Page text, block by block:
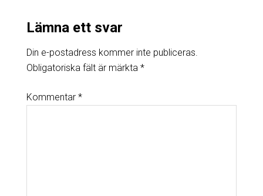
Lämna ett svar
Din e-postadress kommer inte publiceras.
Obligatoriska fält är märkta *
Kommentar *